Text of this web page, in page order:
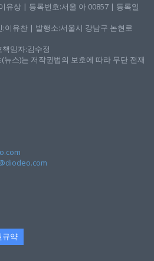
유상 | 등록번호:서울 아 00857 | 등록일
유찬 | 발행소:서울시 강남구 논현로
임자:김수정
스)는 저작권법의 보호에 따라 무단 전재
규약